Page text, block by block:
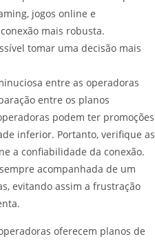
jogos online e
mais robusta.
tomar uma decisão mais
entre as operadoras
entre os planos
podem ter promoções
inferior. Portanto, verifique as
a confiabilidade da conexão.
acompanhada de um
evitando assim a frustração
oferecem planos de